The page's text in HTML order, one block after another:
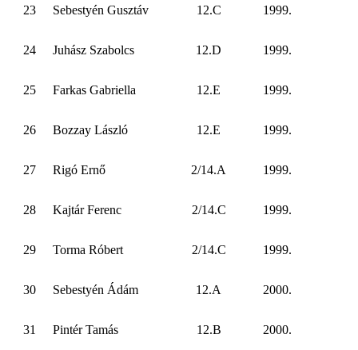
23 Sebestyén Gusztáv 12.C 1999.
24 Juhász Szabolcs 12.D 1999.
25 Farkas Gabriella 12.E 1999.
26 Bozzay László 12.E 1999.
27 Rigó Ernő 2/14.A 1999.
28 Kajtár Ferenc 2/14.C 1999.
29 Torma Róbert 2/14.C 1999.
30 Sebestyén Ádám 12.A 2000.
31 Pintér Tamás 12.B 2000.